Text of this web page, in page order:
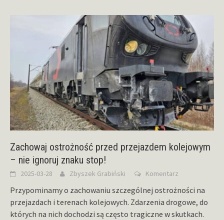
Zachowaj ostrożność przed przejazdem kolejowym
– nie ignoruj znaku stop!
2025-03-28 Zbyszek Grabiński Komentarz
Przypominamy o zachowaniu szczególnej ostrożności na
przejazdach i terenach kolejowych. Zdarzenia drogowe, do
których na nich dochodzi są często tragiczne w skutkach.